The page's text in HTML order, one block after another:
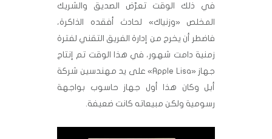
في ذلك الوقت تعرّض الصديق والشريك
المخلص «وزنياك» لحادث أفقده الذاكرة،
فاضطر أن يخرج من إدارة الفريق التقني لفترة
زمنية دامت شهور، في هذا الوقت تم إنتاج
جهاز «Apple Lisa» على يد مهندسين شركة
أبل وكان هذا أول جهاز حاسوب بواجهة
رسومية ولكن مبيعاته كانت ضعيفة.